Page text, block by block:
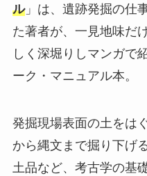
ル」は、遺跡発掘の仕
た著者が、一見地味だ
しく深堀りしマンガで
ーク・マニュアル本。
発掘現場表面の土をは
から縄文まで掘り下げ
土品など、考古学の基